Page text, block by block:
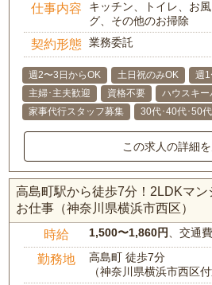
仕事内容
キッチン、トイレ、お
グ、その他のお掃除
契約形態 業務委託
週2〜3日からOK 土日祝のみOK 週
主婦･主夫歓迎
資格不要 ハウスキ
家事代行スタッフ募集
30代･40代･50
この求人の詳細
高島町駅から徒歩7分！2LDKマ
お仕事（神奈川県横浜市西区）
時給 1,500〜1,860円 、交通
勤務地
高島町 徒歩7分
（神奈川県横浜市西区付